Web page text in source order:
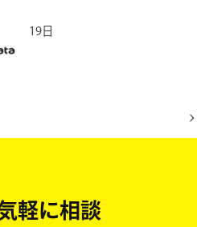
年5月19日
軽に相談